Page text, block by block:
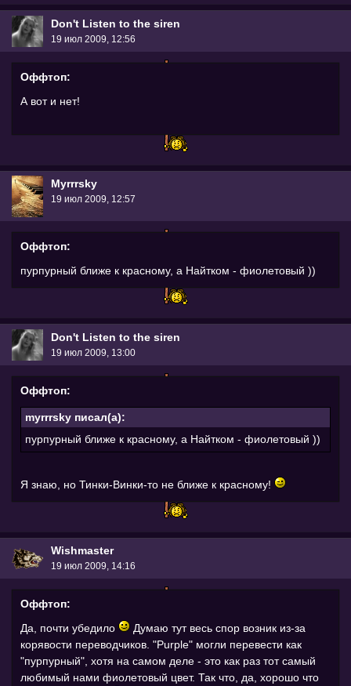
Don't Listen to the siren
19 июл 2009, 12:56
Оффтоп:
А вот и нет!
Myrrrsky
19 июл 2009, 12:57
Оффтоп:
пурпурный ближе к красному, а Найтком - фиолетовый ))
Don't Listen to the siren
19 июл 2009, 13:00
Оффтоп:
myrrrsky писал(а):
пурпурный ближе к красному, а Найтком - фиолетовый ))
Я знаю, но Тинки-Винки-то не ближе к красному!
Wishmaster
19 июл 2009, 14:16
Оффтоп:
Да, почти убедило
Думаю тут весь спор возник из-за
корявости переводчиков. "Purple" могли перевести как
"пурпурный", хотя на самом деле - это как раз тот самый
любимый нами фиолетовый цвет. Так что, да, хорошо что